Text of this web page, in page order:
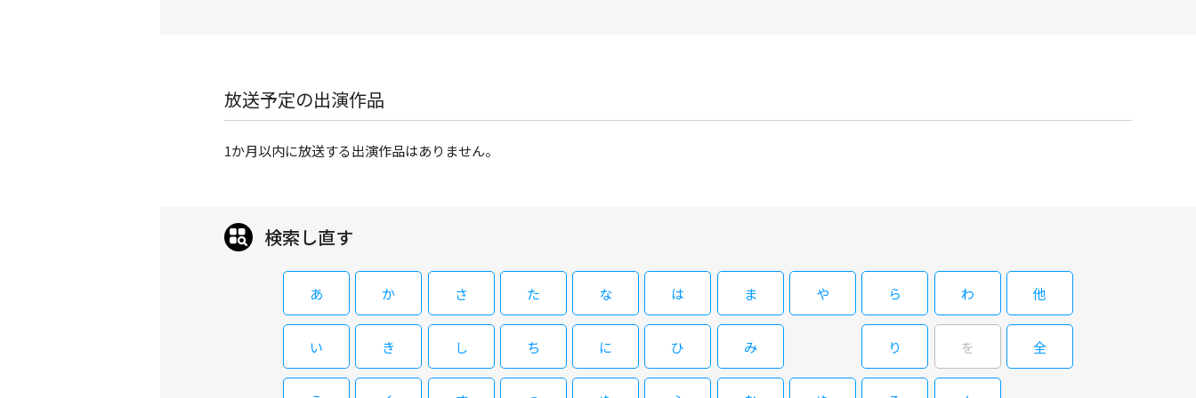
放送予定の出演作品
1か月以内に放送する出演作品はありません。
検索し直す
あ
い
か
き
さ
し
た
ち
な
に
は
ひ
ま
み
や ら
り
わ
を
他
全